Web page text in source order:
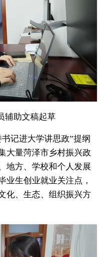
辅助文稿起草
记进大学讲思政”提纲
大量菏泽市乡村振兴政
地方、学校和个人发展
业生创业就业关注点，
化、生态、组织振兴方